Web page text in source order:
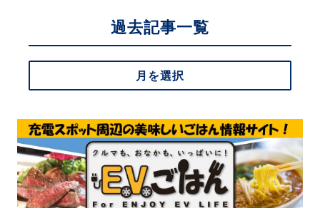
過去記事一覧
月を選択